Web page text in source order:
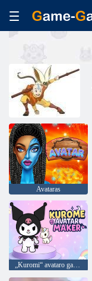
Avataras
„Kuromi“ avataro gamintojas